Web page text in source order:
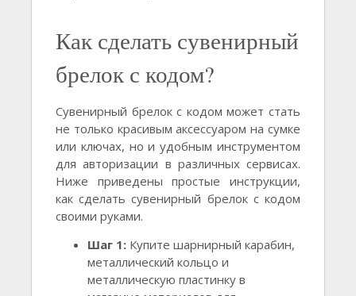
Как сделать сувенирный
брелок с кодом?
Сувенирный брелок с кодом может стать
не только красивым аксессуаром на сумке
или ключах, но и удобным инструментом
для авторизации в различных сервисах.
Ниже приведены простые инструкции,
как сделать сувенирный брелок с кодом
своими руками.
Шаг 1: Купите шарнирный карабин,
металлический кольцо и
металлическую пластинку в